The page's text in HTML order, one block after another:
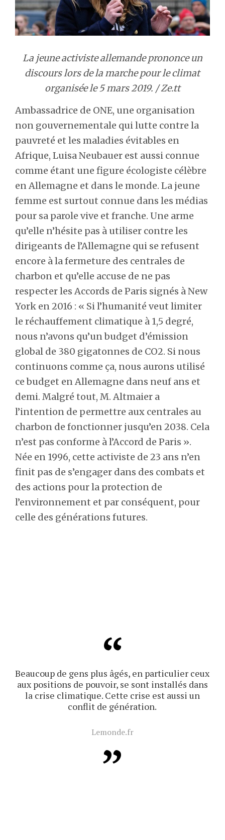
La jeune activiste allemande prononce un
discours lors de la marche pour le climat
organisée le 5 mars 2019. / Ze.tt
Ambassadrice de ONE, une organisation
non gouvernementale qui lutte contre la
pauvreté et les maladies évitables en
Afrique, Luisa Neubauer est aussi connue
comme étant une figure écologiste célèbre
en Allemagne et dans le monde. La jeune
femme est surtout connue dans les médias
pour sa parole vive et franche. Une arme
qu’elle n’hésite pas à utiliser contre les
dirigeants de l’Allemagne qui se refusent
encore à la fermeture des centrales de
charbon et qu’elle accuse de ne pas
respecter les Accords de Paris signés à New
York en 2016 : « Si l’humanité veut limiter
le réchauffement climatique à 1,5 degré,
nous n’avons qu’un budget d’émission
global de 380 gigatonnes de CO2. Si nous
continuons comme ça, nous aurons utilisé
ce budget en Allemagne dans neuf ans et
demi. Malgré tout, M. Altmaier a
l’intention de permettre aux centrales au
charbon de fonctionner jusqu’en 2038. Cela
n’est pas conforme à l’Accord de Paris ».
Née en 1996, cette activiste de 23 ans n’en
finit pas de s’engager dans des combats et
des actions pour la protection de
l’environnement et par conséquent, pour
celle des générations futures.
Beaucoup de gens plus âgés, en particulier ceux
aux positions de pouvoir, se sont installés dans
la crise climatique. Cette crise est aussi un
conflit de génération.
Lemonde.fr